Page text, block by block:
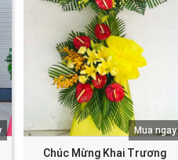
Chúc Mừng Khai Trương
Mua ngay